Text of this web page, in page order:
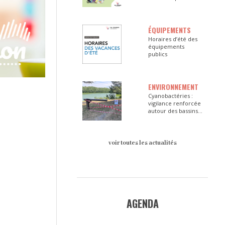
ÉQUIPEMENTS
Horaires d’été des
équipements
publics
ENVIRONNEMENT
Cyanobactéries :
vigilance renforcée
autour des bassins
voir toutes les actualités
AGENDA